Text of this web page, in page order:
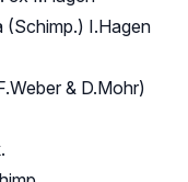
(Schimp.) I.Hagen
& D.Mohr)